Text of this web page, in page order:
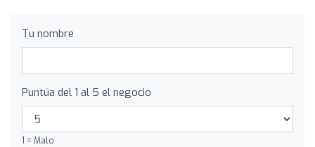
Tu nombre
Puntúa del 1 al 5 el negocio
1 = Malo